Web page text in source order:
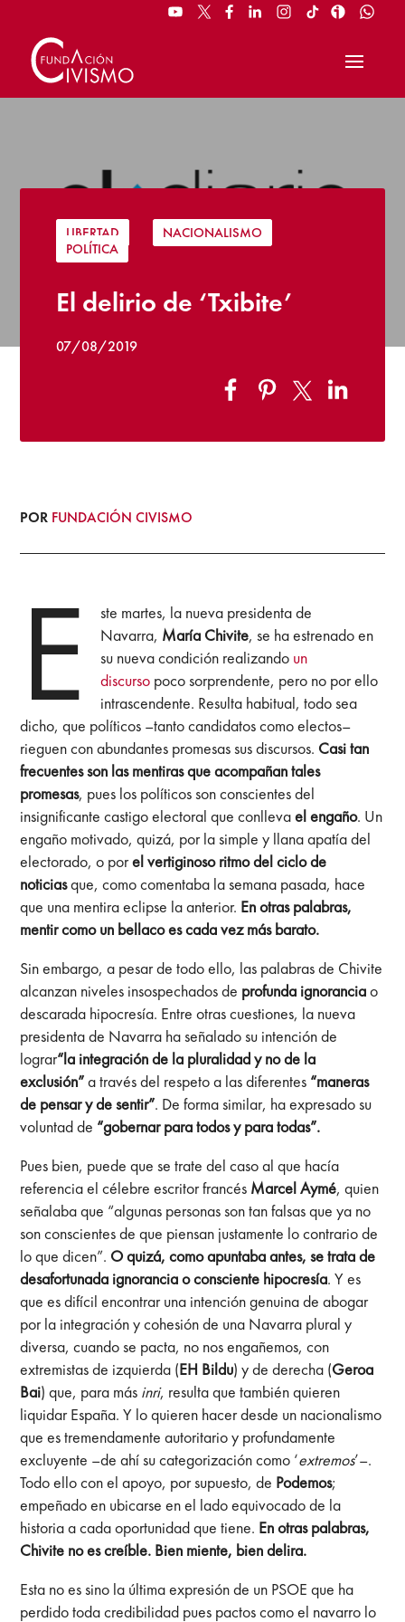
LIBERTAD NACIONALISMO
POLÍTICA
El delirio de ‘Txibite’
07/08/2019
POR FUNDACIÓN CIVISMO
E
ste martes, la nueva presidenta de
Navarra, María Chivite, se ha estrenado en
su nueva condición realizando un
discursopoco sorprendente, pero no por ello
intrascendente. Resulta habitual, todo sea
dicho, que políticos –tanto candidatos como electos–
rieguen con abundantes promesas sus discursos. Casi tan
frecuentes son las mentiras que acompañan tales
promesas, pues los políticos son conscientes del
insignificante castigo electoral que conllevael engaño. Un
engaño motivado, quizá, por la simple y llana apatía del
electorado, o porel vertiginoso ritmo del ciclo de
noticiasque, como comentaba la semana pasada, hace
que una mentira eclipse la anterior. En otras palabras,
mentir como un bellaco es cada vez más barato.
Sin embargo, a pesar de todo ello, las palabras de Chivite
alcanzan niveles insospechados de profunda ignoranciao
descarada hipocresía. Entre otras cuestiones, la nueva
presidenta de Navarra ha señalado su intención de
lograr“la integración de la pluralidad y no de la
exclusión”a través del respeto a las diferentes “maneras
de pensar y de sentir”. De forma similar, ha expresado su
voluntad de “gobernar para todos y para todas”.
Pues bien, puede que se trate del caso al que hacía
referencia el célebre escritor francés Marcel Aymé, quien
señalaba que “algunas personas son tan falsas que ya no
son conscientes de que piensan justamente lo contrario de
lo que dicen”. O quizá, como apuntaba antes, se trata de
desafortunada ignorancia o consciente hipocresía. Y es
que es difícil encontrar una intención genuina de abogar
por la integración y cohesión de una Navarra plural y
diversa, cuando se pacta, no nos engañemos, con
extremistas de izquierda (EH Bildu) y de derecha (Geroa
Bai) que, para más inri, resulta que también quieren
liquidar España. Y lo quieren hacer desde un nacionalismo
que es tremendamente autoritario y profundamente
excluyente –de ahí su categorización como ‘extremos’–.
Todo ello con el apoyo, por supuesto, de Podemos;
empeñado en ubicarse en el lado equivocado de la
historia a cada oportunidad que tiene. En otras palabras,
Chivite no es creíble. Bien miente, bien delira.
Esta no es sino la última expresión de un PSOE que ha
perdido toda credibilidad pues pactos como el navarro lo